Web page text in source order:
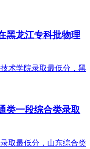
黑龙江专科批物理
类一段综合类录取